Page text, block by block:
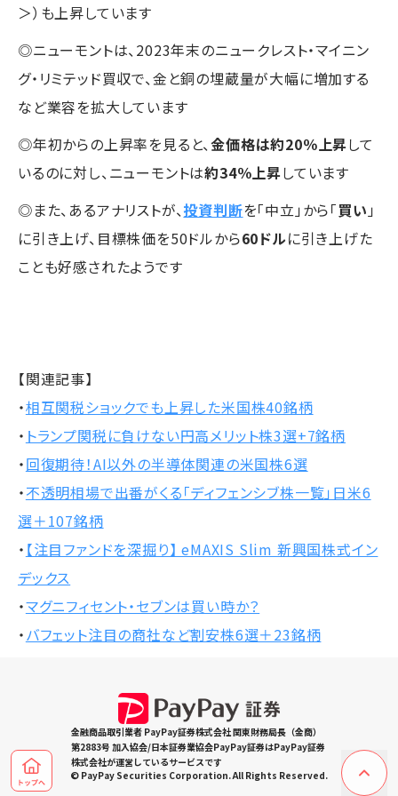
＞）も上昇しています
◎ニューモントは、2023年末のニュークレスト・マイニン
グ・リミテッド買収で、金と銅の埋蔵量が大幅に増加する
など業容を拡大しています
◎年初からの上昇率を見ると、金価格は約20％上昇して
いるのに対し、ニューモントは約34％上昇しています
◎また、あるアナリストが、投資判断を「中立」から「買い 」
に引き上げ、目標株価を50ドルから60ドルに引き上げた
ことも好感されたようです
【関連記事】
・相互関税ショックでも上昇した米国株40銘柄
・ トランプ関税に負けない円高メリット株3選+7銘柄
・回復期待！AI以外の半導体関連の米国株6選
・不透明相場で出番がくる「ディフェンシブ株一覧」日米6
選＋107銘柄
・ 【注目ファンドを深掘り】 eMAXIS Slim 新興国株式イン
デックス
・マグニフィセント・セブンは買い時か？
・バフェット注目の商社など割安株6選＋23銘柄
金融商品取引業者 PayPay証券株式会社 関東財務局長（金商）
第2883号 加入協会/日本証券業協会PayPay証券はPayPay証券
株式会社が運営しているサービスです
© PayPay Securities Corporation. All Rights Reserved.